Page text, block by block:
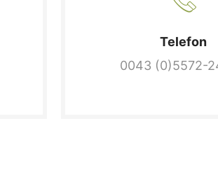
Telefon
0043 (0)5572-